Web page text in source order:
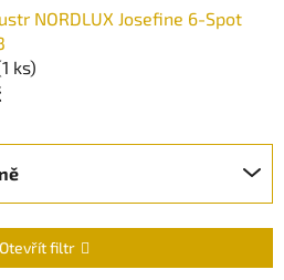
NORDLUX Josefine 6-Spot
ks)
Otevřít filtr